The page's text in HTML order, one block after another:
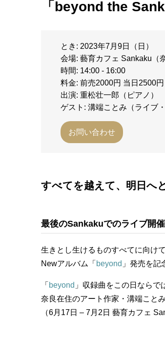
「beyond the
とき: 2023年7月9日（日）
会場: 藝育カフェ Sankaku（
時間: 14:00 - 16:00
料金: 前売2000円 当日2500
出演: 重松壮一郎（ピアノ）
ゲスト: 溝端ことみ（ライブ
お問い合わせ
すべてを越えて、明日へ
最後のSankakuでのライブ開催
生きとし生けるものすべてに向け
Newアルバム「 beyond 」発売を記
「 beyond 」収録曲をこの日ならで
奈良在住のアート作家・溝端こと
（6月17日 – 7月2日 藝育カフェ